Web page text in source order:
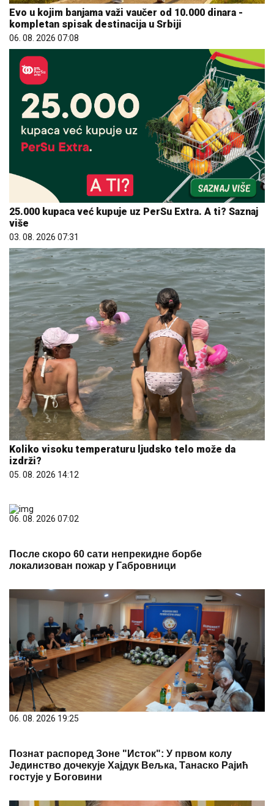
Evo u kojim banjama važi vaučer od 10.000 dinara -
kompletan spisak destinacija u Srbiji
06. 08. 2026 07:08
25.000 kupaca već kupuje uz PerSu Extra. A ti? Saznaj
više
03. 08. 2026 07:31
Koliko visoku temperaturu ljudsko telo može da
izdrži?
05. 08. 2026 14:12
06. 08. 2026 07:02
После скоро 60 сати непрекидне борбе
локализован пожар у Габровници
06. 08. 2026 19:25
Познат распоред Зоне "Исток": У првом колу
Јединство дочекује Хајдук Вељка, Танаско Рајић
гостује у Боговини